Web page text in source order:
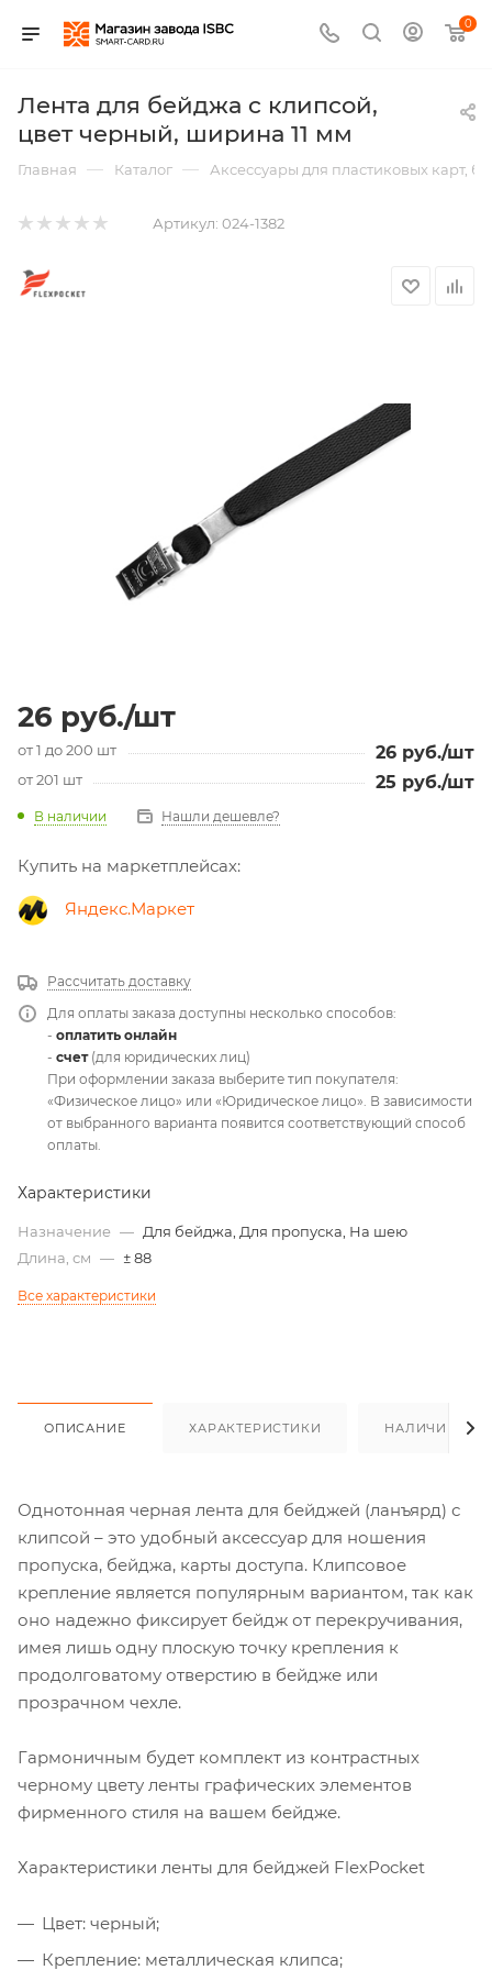
0
Лента для бейджа c клипсой,
цвет черный, ширина 11 мм
Главная — Каталог — Аксессуары для пластиковых карт,
Артикул: 024-1382
26 руб./шт
от 1 до 200 шт 26 руб./шт
от 201 шт 25 руб./шт
В наличии Нашли дешевле?
Купить на маркетплейсах:
Яндекс.Маркет
Рассчитать доставку
Для оплаты заказа доступны несколько способов:
- оплатить онлайн
- счет(для юридических лиц)
При оформлении заказа выберите тип покупателя:
«Физическое лицо» или «Юридическое лицо». В зависимости
от выбранного варианта появится соответствующий способ
оплаты.
Характеристики
Назначение — Для бейджа, Для пропуска, На шею
Длина, см — ± 88
Все характеристики
ОПИСАНИЕ ХАРАКТЕРИСТИКИ НАЛИЧИЕ
Однотонная черная лента для бейджей (ланъярд) с
клипсой – это удобный аксессуар для ношения
пропуска, бейджа, карты доступа. Клипсовое
крепление является популярным вариантом, так как
оно надежно фиксирует бейдж от перекручивания,
имея лишь одну плоскую точку крепления к
продолговатому отверстию в бейдже или
прозрачном чехле.
Гармоничным будет комплект из контрастных
черному цвету ленты графических элементов
фирменного стиля на вашем бейдже.
Характеристики ленты для бейджей FlexPocket
Цвет: черный;
Крепление: металлическая клипса;